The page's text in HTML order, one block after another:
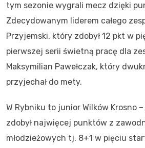
tym sezonie wygrali mecz dzięki
Zdecydowanym liderem całego
Przyjemski, który zdobył 12 pkt w
pierwszej serii świetną pracę dla
Maksymilian Pawełczak, który
przyjechał do mety.
W Rybniku to junior Wilków Krosno –
zdobył najwięcej punktów z
młodzieżowych tj. 8+1 w pięciu